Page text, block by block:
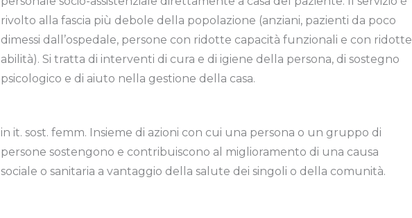
rivolto alla fascia più debole della popolazione (anziani, pazienti da poco
dimessi dall’ospedale, persone con ridotte capacità funzionali e con ridotte
abilità). Si tratta di interventi di cura e di igiene della persona, di sostegno
psicologico e di aiuto nella gestione della casa.
in it. sost. femm. Insieme di azioni con cui una persona o un gruppo di
persone sostengono e contribuiscono al miglioramento di una causa
sociale o sanitaria a vantaggio della salute dei singoli o della comunità.